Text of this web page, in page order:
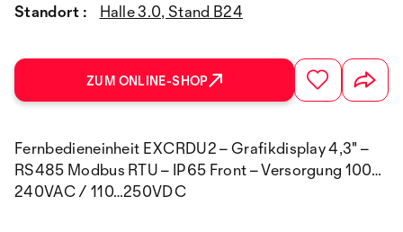
Standort :
Halle 3.0, Stand B24
ZUM ONLINE-SHOP
Fernbedieneinheit EXCRDU2 – Grafikdisplay 4,3" –
RS485 Modbus RTU – IP65 Front – Versorgung 100…
240VAC / 110…250VDC